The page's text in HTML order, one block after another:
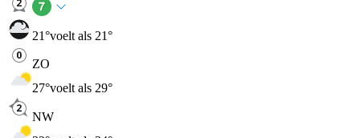
21°voelt als 21°
ZO
27°voelt als 29°
NW